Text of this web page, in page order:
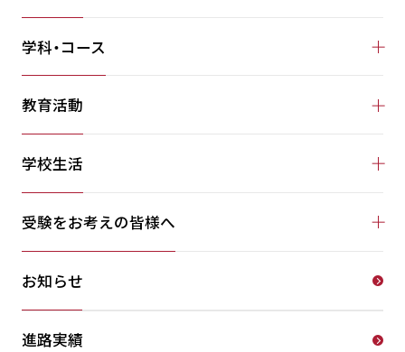
学科・コース
教育活動
学校生活
受験をお考えの皆様へ
お知らせ
進路実績